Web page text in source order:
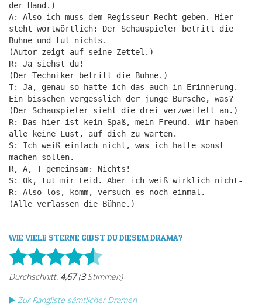
der Hand.)
A: Also ich muss dem Regisseur Recht geben. Hier
steht wortwörtlich: Der Schauspieler betritt die
Bühne und tut nichts.
(Autor zeigt auf seine Zettel.)
R: Ja siehst du!
(Der Techniker betritt die Bühne.)
T: Ja, genau so hatte ich das auch in Erinnerung.
Ein bisschen vergesslich der junge Bursche, was?
(Der Schauspieler sieht die drei verzweifelt an.)
R: Das hier ist kein Spaß, mein Freund. Wir haben
alle keine Lust, auf dich zu warten.
S: Ich weiß einfach nicht, was ich hätte sonst
machen sollen.
R, A, T gemeinsam: Nichts!
S: Ok, tut mir Leid. Aber ich weiß wirklich nicht-
R: Also los, komm, versuch es noch einmal.
(Alle verlassen die Bühne.)
WIE VIELE STERNE GIBST DU DIESEM DRAMA?
Zur Rangliste sämtlicher Dramen